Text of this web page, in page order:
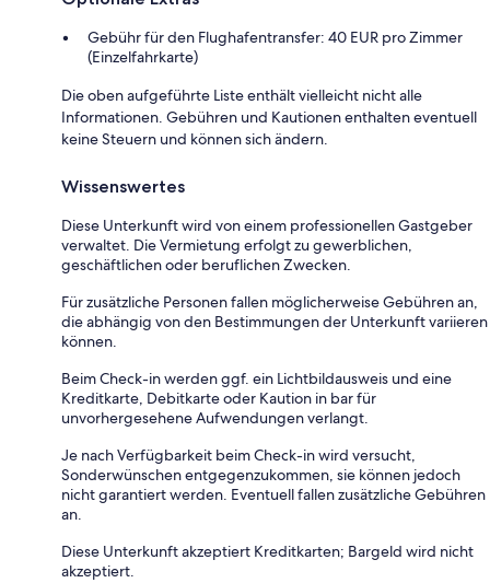
Gebühr für den Flughafentransfer: 40 EUR pro Zimmer
(Einzelfahrkarte)
Die oben aufgeführte Liste enthält vielleicht nicht alle
Informationen. Gebühren und Kautionen enthalten eventuell
keine Steuern und können sich ändern.
Wissenswertes
Diese Unterkunft wird von einem professionellen Gastgeber
verwaltet. Die Vermietung erfolgt zu gewerblichen,
geschäftlichen oder beruflichen Zwecken.
Für zusätzliche Personen fallen möglicherweise Gebühren an,
die abhängig von den Bestimmungen der Unterkunft variieren
können.
Beim Check-in werden ggf. ein Lichtbildausweis und eine
Kreditkarte, Debitkarte oder Kaution in bar für
unvorhergesehene Aufwendungen verlangt.
Je nach Verfügbarkeit beim Check-in wird versucht,
Sonderwünschen entgegenzukommen, sie können jedoch
nicht garantiert werden. Eventuell fallen zusätzliche Gebühren
an.
Diese Unterkunft akzeptiert Kreditkarten; Bargeld wird nicht
akzeptiert.